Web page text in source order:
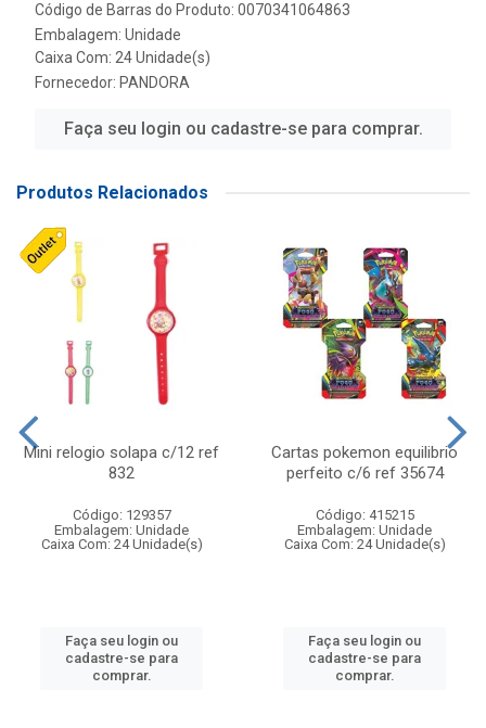
Código de Barras do Produto: 0070341064863
Embalagem: Unidade
Caixa Com: 24 Unidade(s)
Fornecedor: PANDORA
Faça seu login ou cadastre-se para comprar.
Produtos Relacionados
Mini relogio solapa c/12 ref
832
Código: 129357
Embalagem: Unidade
Caixa Com: 24 Unidade(s)
Faça seu login ou
cadastre-se para
comprar.
Cartas pokemon equilibrio
perfeito c/6 ref 35674
Código: 415215
Embalagem: Unidade
Caixa Com: 24 Unidade(s)
Faça seu login ou
cadastre-se para
comprar.